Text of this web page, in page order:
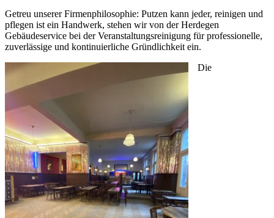
Getreu unserer Firmenphilosophie: Putzen kann jeder, reinigen und
pflegen ist ein Handwerk, stehen wir von der Herdegen
Gebäudeservice bei der Veranstaltungsreinigung für professionelle,
zuverlässige und kontinuierliche Gründlichkeit ein.
Die